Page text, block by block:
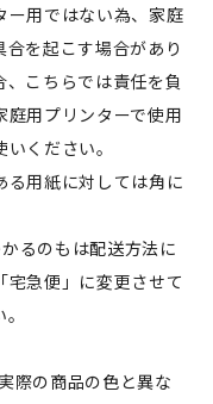
ー用ではない為、家庭
を起こす場合があり
こちらでは責任を負
用プリンターで使用
ください。
る用紙に対しては角に
るのもは配送方法に
宅急便」に変更させて
際の商品の色と異な